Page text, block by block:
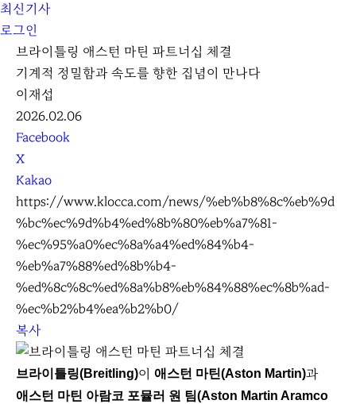
I
N
R
C
H
e
a
r
하
기
최신기사
로그인
브라이틀링 애스턴 마틴 파트너십 체결
기계적 정밀함과 속도를 향한 집념이 만나다
이재섭
2026.02.06
S
N
S
S
h
a
r
e
Facebook
X
Kakao
https://www.klocca.com/news/%eb%b8%8c%eb%9d
%bc%ec%9d%b4%ed%8b%80%eb%a7%81-
%ec%95%a0%ec%8a%a4%ed%84%b4-
%eb%a7%88%ed%8b%b4-
%ed%8c%8c%ed%8a%b8%eb%84%88%ec%8b%ad-
%ec%b2%b4%ea%b2%b0/
복사
브라이틀링(Breitling)이 애스턴 마틴(Aston Martin)과
애스턴 마틴 아람코 포뮬러 원 팀(Aston Martin Aramco